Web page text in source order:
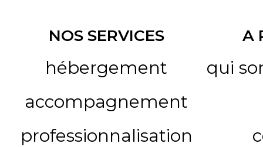
NOS SERVICES
hébergement
accompagnement
professionnalisation
A
qui